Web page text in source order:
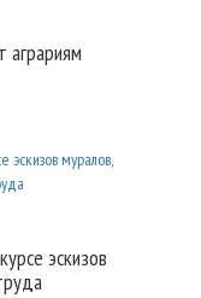
аграриям
эскизов